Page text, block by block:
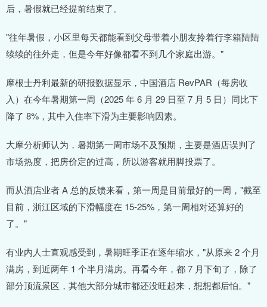
后，暑假就已经提前结束了。
"往年暑假，小区里每天都能看到父母带着小朋友拎着行李箱陆陆
续续的往外走，但是今年好像都看不到几个家庭出游。"
摩根士丹利最新的研报数据显示，中国酒店 RevPAR（每房收
入）在今年暑期第一周（2025 年 6 月 29 日至 7 月 5 日）同比下
降了 8%，其中入住率下滑为主要影响因素。
大摩分析师认为，暑期第一周市场不及预期，主要是酒店误判了
市场热度，把房价定的过高，所以游客就用脚投票了。
而从酒店业者 A 总的反馈来看，第一周是目前最好的一周，"截至
目前，浙江区域的下滑幅度在 15-25%，第一周相对还算好的
了。"
有业内人士直观感受到，暑期旺季正在逐年缩水，"从原来 2 个月
满房，到近两年 1 个半月满房。再看今年，都 7 月下旬了，除了
部分顶流景区，其他大部分城市都还没旺起来，想想都后怕。"